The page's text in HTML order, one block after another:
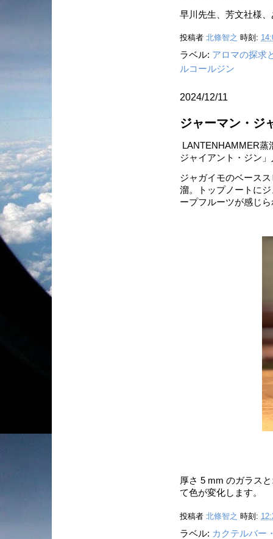
早川先生、芳文社様
投稿者 北條智之 時刻:
ラベル: アロマの探求
ルコールジン
2024/12/11
ジャーマン・ジ
LANTENHAMMER蒸
ジャイアント・ジン
ジャガイモのベース
溜。トップノートに
ープフルーツが感じ
厚さ 5 mm のガラス
て色が変化します。
投稿者 北條智之 時刻:
ラベル: カクテルバー